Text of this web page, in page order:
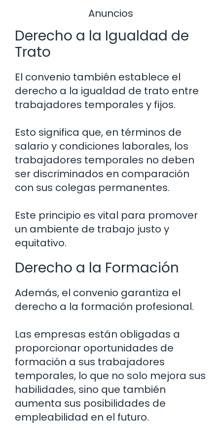
Anuncios
Derecho a la Igualdad de
Trato
El convenio también establece el
derecho a la igualdad de trato entre
trabajadores temporales y fijos.
Esto significa que, en términos de
salario y condiciones laborales, los
trabajadores temporales no deben
ser discriminados en comparación
con sus colegas permanentes.
Este principio es vital para promover
un ambiente de trabajo justo y
equitativo.
Derecho a la Formación
Además, el convenio garantiza el
derecho a la formación profesional.
Las empresas están obligadas a
proporcionar oportunidades de
formación a sus trabajadores
temporales, lo que no solo mejora sus
habilidades, sino que también
aumenta sus posibilidades de
empleabilidad en el futuro.